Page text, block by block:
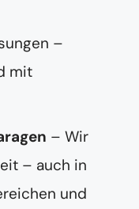
–
mit
– Wir
– auch in
und